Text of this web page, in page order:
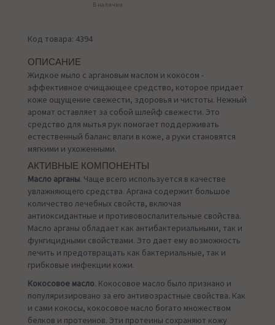
В наличии
Код товара: 4394
ОПИСАНИЕ
Жидкое мыло с аргановым маслом и кокосом -
эффективное очищающее средство, которое придает
коже ощущение свежести, здоровья и чистоты. Нежный
аромат оставляет за собой шлейф свежести. Это
средство для мытья рук помогает поддерживать
естественный баланс влаги в коже, а руки становятся
мягкими и ухоженными.
АКТИВНЫЕ КОМПОНЕНТЫ
Масло арганы. Чаще всего используется в качестве
увлажняющего средства. Аргана содержит большое
количество лечебных свойств, включая
антиоксидантные и противовоспалительные свойства.
Масло арганы обладает как антибактериальными, так и
фунгицидными свойствами. Это дает ему возможность
лечить и предотвращать как бактериальные, так и
грибковые инфекции кожи.
Кокосовое масло. Кокосовое масло было признано и
популяризировано за его антивозрастные свойства. Как
и сами кокосы, кокосовое масло богато множеством
белков и протеинов. Эти протеины сохраняют кожу